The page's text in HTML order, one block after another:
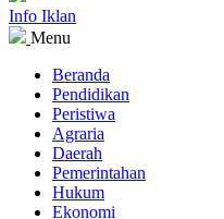
Info Iklan
Menu
Beranda
Pendidikan
Peristiwa
Agraria
Daerah
Pemerintahan
Hukum
Ekonomi